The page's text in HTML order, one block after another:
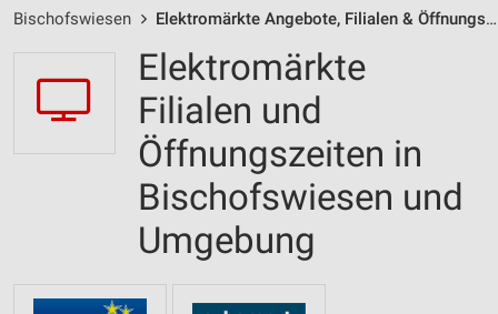
Bischofswiesen Elektromärkte Angebote, Filialen & Öffnungszeiten
Elektromärkte
Filialen und
Öffnungszeiten in
Bischofswiesen und
Umgebung